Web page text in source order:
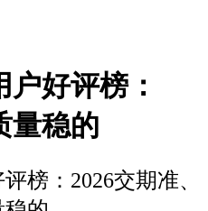
好评榜：
量稳的
榜：2026交期准、